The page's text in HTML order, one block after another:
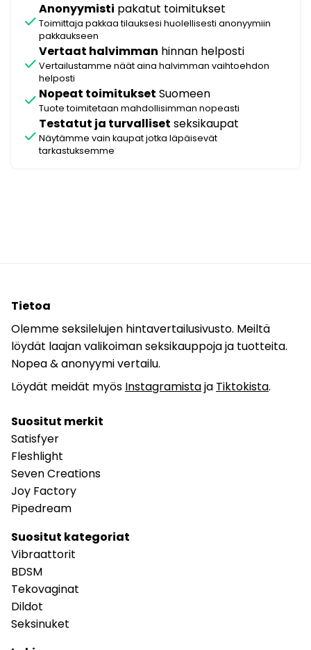
check
Anonyymisti pakatut toimitukset
Toimittaja pakkaa tilauksesi huolellisesti anonyymiin
pakkaukseen
check
Vertaat halvimman hinnan helposti
Vertailustamme näät aina halvimman vaihtoehdon
helposti
check Nopeat toimitukset Suomeen
Tuote toimitetaan mahdollisimman nopeasti
check
Testatut ja turvalliset seksikaupat
Näytämme vain kaupat jotka läpäisevät
tarkastuksemme
Tietoa
Olemme seksilelujen hintavertailusivusto. Meiltä
löydät laajan valikoiman seksikauppoja ja tuotteita.
Nopea & anonyymi vertailu.
Löydät meidät myös Instagramistaja Tiktokista.
Suositut merkit
Satisfyer
Fleshlight
Seven Creations
Joy Factory
Pipedream
Suositut kategoriat
Vibraattorit
BDSM
Tekovaginat
Dildot
Seksinuket